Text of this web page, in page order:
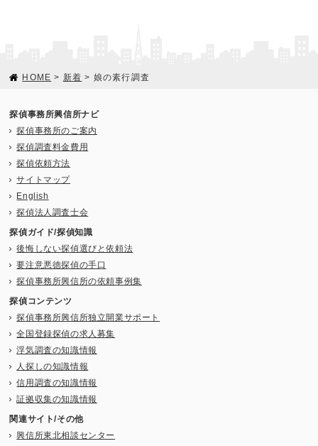
HOME > 新着 > 娘の素行調査
探偵事務所興信所ナビ
探偵事務所のご案内
探偵調査料金費用
探偵依頼方法
サイトマップ
English
探偵法人調査士会
探偵ガイド/探偵知識
後悔しない探偵選びと依頼法
要注意悪徳探偵の手口
探偵事務所興信所の依頼事例集
探偵コンテンツ
探偵事務所興信所独立開業サポート
全国登録探偵の求人募集
浮気調査の知識情報
人探しの知識情報
信用調査の知識情報
証拠収集の知識情報
関連サイト/その他
興信所東北相談センター